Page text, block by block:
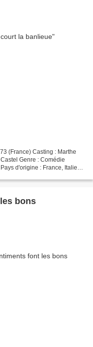
(France) Casting : Marthe
Genre : Comédie
d'origine : France, Italie
bons